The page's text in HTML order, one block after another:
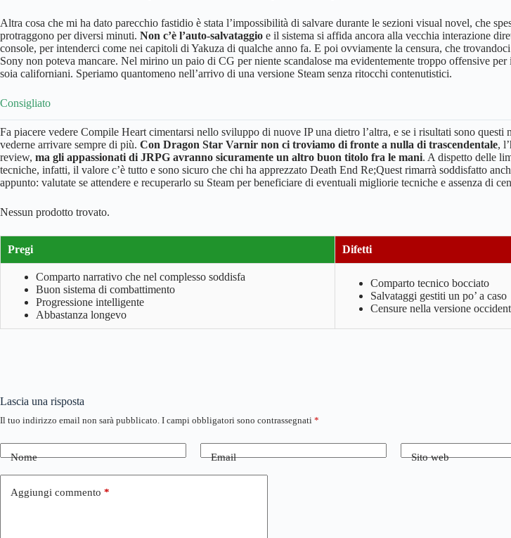
Altra cosa che mi ha dato parecchio fastidio è stata l’impossibilità di salvare durante le sezioni visual novel, che
protraggono per diversi minuti. Non c’è l’auto-salvataggio e il sistema si affida ancora alla vecchia interazione
console, per intenderci come nei capitoli di Yakuza di qualche anno fa. E poi ovviamente la censura, che
Sony non poteva mancare. Nel mirino un paio di CG per niente scandalose ma evidentemente troppo offensive
soia californiani. Speriamo quantomeno nell’arrivo di una versione Steam senza ritocchi contenutistici.
Consigliato
Fa piacere vedere Compile Heart cimentarsi nello sviluppo di nuove IP una dietro l’altra, e se i risultati sono questi
vederne arrivare sempre di più. Con Dragon Star Varnir non ci troviamo di fronte a nulla di trascendentale,
review, ma gli appassionati di JRPG avranno sicuramente un altro buon titolo fra le mani. A dispetto delle
tecniche, infatti, il valore c’è tutto e sono sicuro che chi ha apprezzato Death End Re;Quest rimarrà soddisfatto
appunto: valutate se attendere e recuperarlo su Steam per beneficiare di eventuali migliorie tecniche e assenza di
Nessun prodotto trovato.
Pregi Difetti
Comparto narrativo che nel complesso soddisfa
Buon sistema di combattimento
Progressione intelligente
Abbastanza longevo
Comparto tecnico bocciato
Salvataggi gestiti un po’ a caso
Censure nella versione
Lascia una risposta
Il tuo indirizzo email non sarà pubblicato. I campi obbligatori sono contrassegnati *
Nome Email Sito web
Aggiungi commento *